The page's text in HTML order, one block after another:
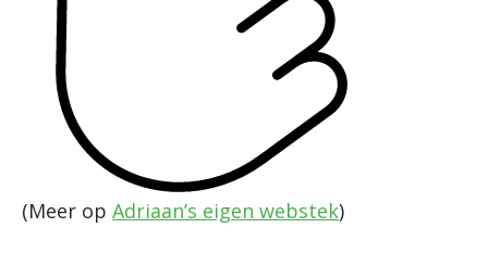
(Meer op Adriaan’s eigen webstek)